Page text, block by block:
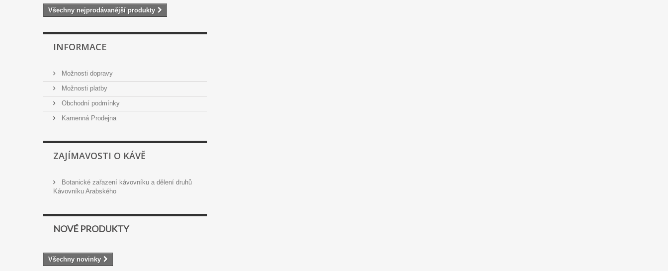
Všechny nejprodávanější produkty
INFORMACE
Možnosti dopravy
Možnosti platby
Obchodní podmínky
Kamenná Prodejna
ZAJÍMAVOSTI O KÁVĚ
Botanické zařazení kávovníku a dělení druhů
Kávovníku Arabského
NOVÉ PRODUKTY
Všechny novinky